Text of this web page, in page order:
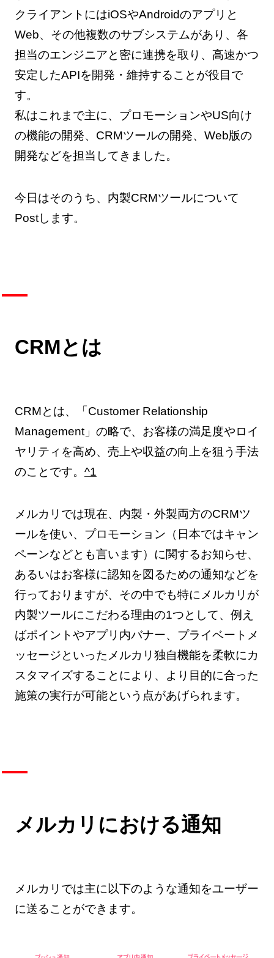
クライアントにはiOSやAndroidのアプリと
Web、その他複数のサブシステムがあり、各
担当のエンジニアと密に連携を取り、高速かつ
安定したAPIを開発・維持することが役目で
す。
私はこれまで主に、プロモーションやUS向け
の機能の開発、CRMツールの開発、Web版の
開発などを担当してきました。
今日はそのうち、内製CRMツールについて
Postします。
CRMとは
CRMとは、「Customer Relationship
Management」の略で、お客様の満足度やロイ
ヤリティを高め、売上や収益の向上を狙う手法
のことです。 ^1
メルカリでは現在、内製・外製両方のCRMツ
ールを使い、プロモーション（日本ではキャン
ペーンなどとも言います）に関するお知らせ、
あるいはお客様に認知を図るための通知などを
行っておりますが、その中でも特にメルカリが
内製ツールにこだわる理由の1つとして、例え
ばポイントやアプリ内バナー、プライベートメ
ッセージといったメルカリ独自機能を柔軟にカ
スタマイズすることにより、より目的に合った
施策の実行が可能という点があげられます。
メルカリにおける通知
メルカリでは主に以下のような通知をユーザー
に送ることができます。